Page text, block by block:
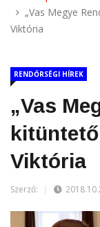
„Vas Megye
Viktória
RENDŐRSÉGI HÍREK
„Vas
Viktória
Szerző: